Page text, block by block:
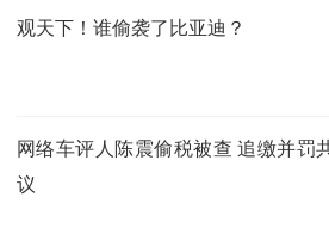
观天下！谁偷袭了比亚迪？
网络车评人陈震偷税被查 追缴并罚
议